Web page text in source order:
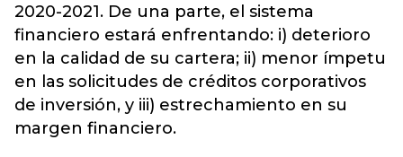
2020-2021. De una parte, el sistema
financiero estará enfrentando: i) deterioro
en la calidad de su cartera; ii) menor ímpetu
en las solicitudes de créditos corporativos
de inversión, y iii) estrechamiento en su
margen financiero.